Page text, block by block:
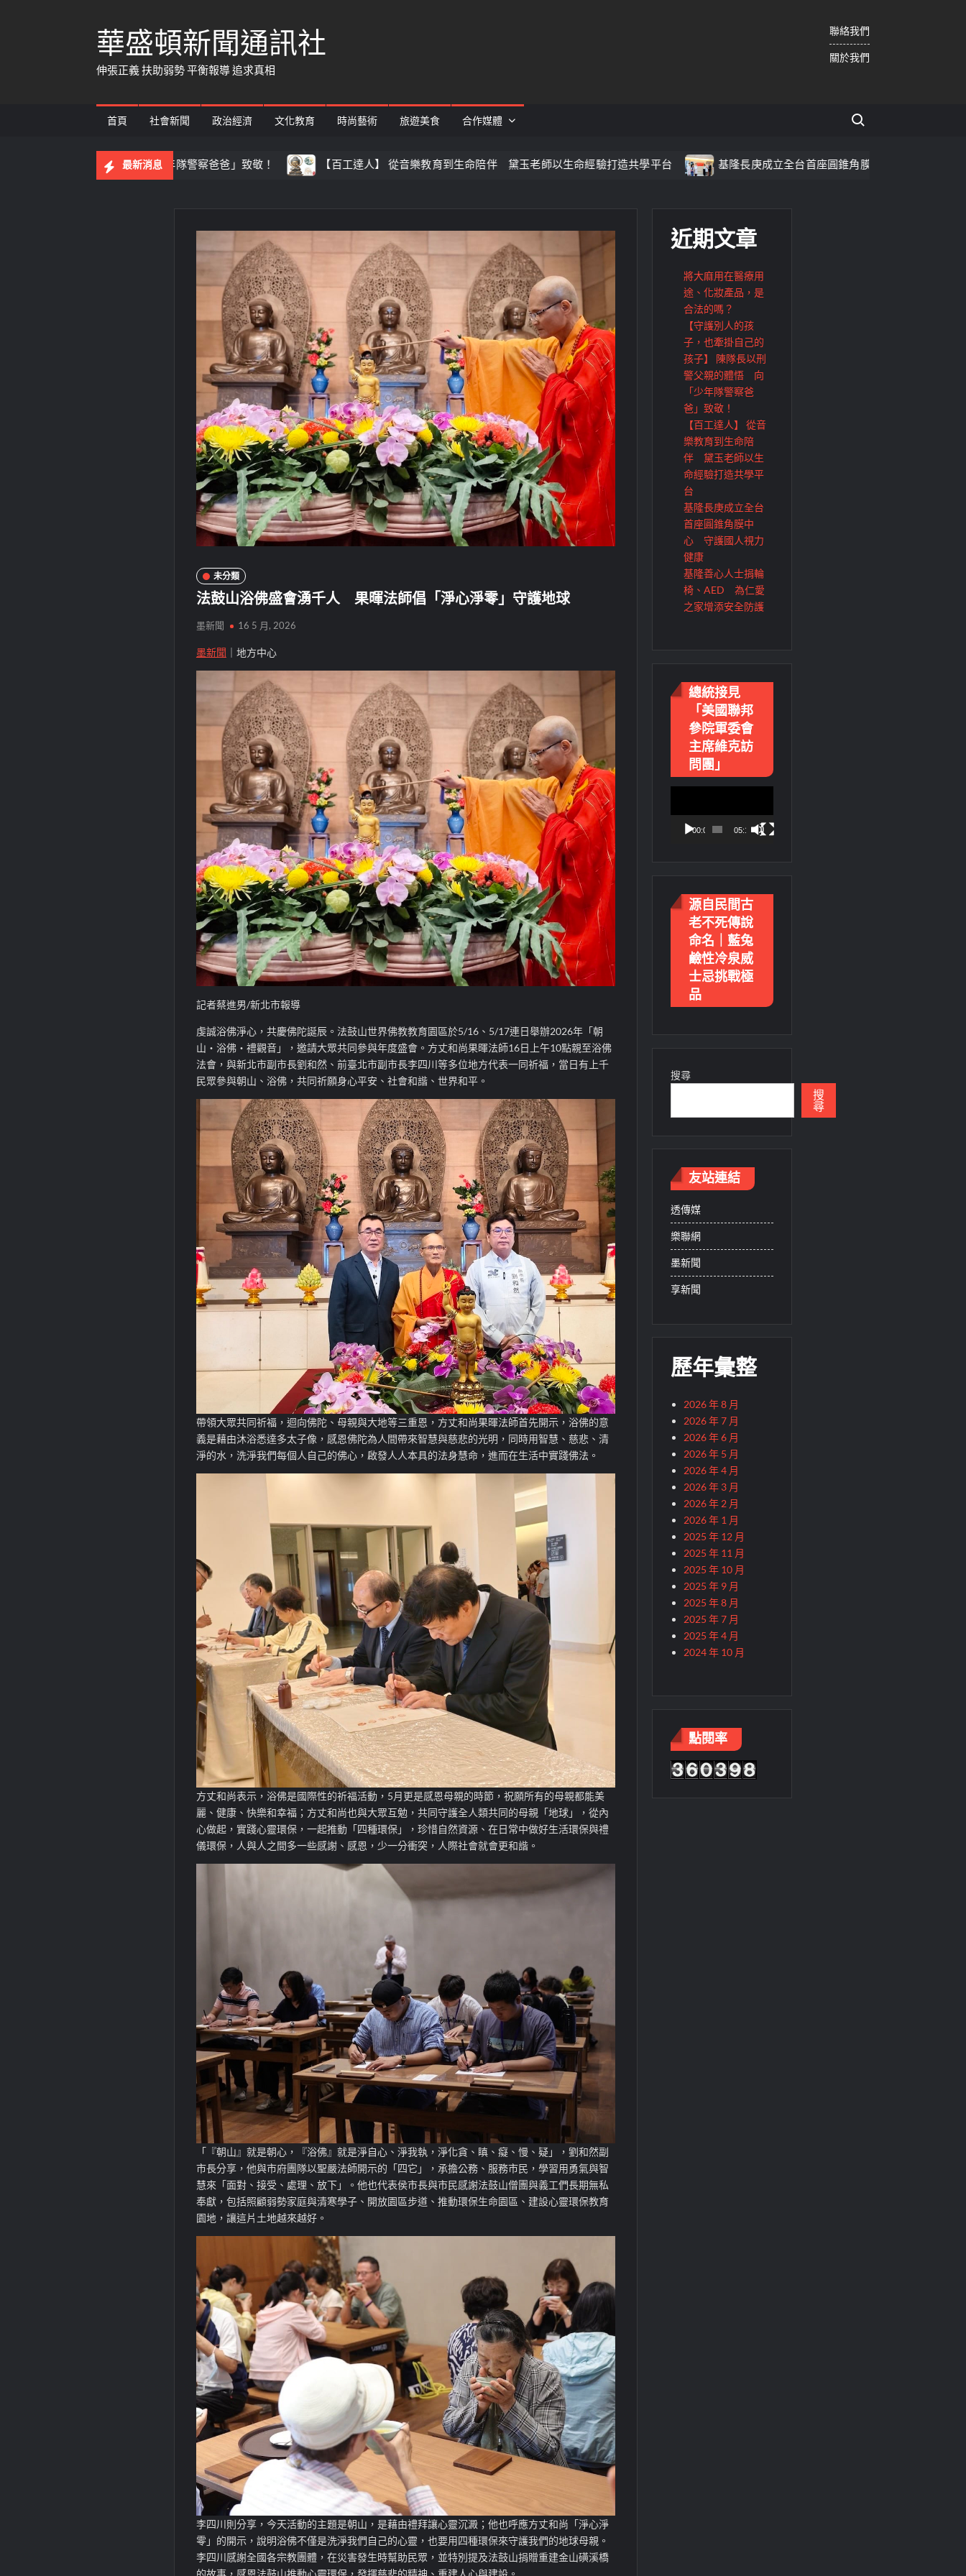
華盛頓新聞通訊社
伸張正義 扶助弱勢 平衡報導 追求真相
聯絡我們
關於我們
首頁 社會新聞 政治經濟 文化教育 時尚藝術 旅遊美食 合作媒體
Search for:
最新消息
悟 向「少年隊警察爸爸」致敬！ 【百工達人】 從音樂教育到生命陪伴 黛玉老師以生命經驗打造共學平台 基隆長庚成立全台首座圓錐角膜中心 守護國人視力健康
未分類
法鼓山浴佛盛會湧千人 果暉法師倡「淨心淨零」守護地球
墨新聞 16 5 月, 2026
墨新聞 ｜地方中心
記者蔡進男/新北市報導
虔誠浴佛淨心，共慶佛陀誕辰。法鼓山世界佛教教育園區於5/16、5/17連日舉辦2026年「朝
山‧浴佛‧禮觀音」，邀請大眾共同參與年度盛會。方丈和尚果暉法師16日上午10點親至浴佛
法會，與新北市副市長劉和然、前臺北市副市長李四川等多位地方代表一同祈福，當日有上千
民眾參與朝山、浴佛，共同祈願身心平安、社會和諧、世界和平。
帶領大眾共同祈福，迴向佛陀、母親與大地等三重恩，方丈和尚果暉法師首先開示，浴佛的意
義是藉由沐浴悉達多太子像，感恩佛陀為人間帶來智慧與慈悲的光明，同時用智慧、慈悲、清
淨的水，洗淨我們每個人自己的佛心，啟發人人本具的法身慧命，進而在生活中實踐佛法。
方丈和尚表示，浴佛是國際性的祈福活動，5月更是感恩母親的時節，祝願所有的母親都能美
麗、健康、快樂和幸福；方丈和尚也與大眾互勉，共同守護全人類共同的母親「地球」，從內
心做起，實踐心靈環保，一起推動「四種環保」，珍惜自然資源、在日常中做好生活環保與禮
儀環保，人與人之間多一些感謝、感恩，少一分衝突，人際社會就會更和諧。
「『朝山』就是朝心，『浴佛』就是淨自心、淨我執，淨化貪、瞋、癡、慢、疑」，劉和然副
市長分享，他與市府團隊以聖嚴法師開示的「四它」，承擔公務、服務市民，學習用勇氣與智
慧來「面對、接受、處理、放下」。他也代表侯市長與市民感謝法鼓山僧團與義工們長期無私
奉獻，包括照顧弱勢家庭與清寒學子、開放園區步道、推動環保生命園區、建設心靈環保教育
園地，讓這片土地越來越好。
李四川則分享，今天活動的主題是朝山，是藉由禮拜讓心靈沉澱；他也呼應方丈和尚「淨心淨
零」的開示，說明浴佛不僅是洗淨我們自己的心靈，也要用四種環保來守護我們的地球母親。
李四川感謝全國各宗教團體，在災害發生時幫助民眾，並特別提及法鼓山捐贈重建金山磺溪橋
的故事，感恩法鼓山推動心靈環保，發揮慈悲的精神、重建人心與建設。
近期文章
將大麻用在醫療用
途、化妝產品，是
合法的嗎？
【守護別人的孩
子，也牽掛自己的
孩子】 陳隊長以刑
警父親的體悟 向
「少年隊警察爸
爸」致敬！
【百工達人】 從音
樂教育到生命陪
伴 黛玉老師以生
命經驗打造共學平
台
基隆長庚成立全台
首座圓錐角膜中
心 守護國人視力
健康
基隆善心人士捐輪
椅、AED 為仁愛
之家增添安全防護
總統接見
「美國聯邦
參院軍委會
主席維克訪
問團」
00:00 05:18
源自民間古
老不死傳說
命名｜藍兔
鹼性冷泉威
士忌挑戰極
品
搜尋
搜
尋
友站連結
透傳媒
樂聯網
墨新聞
享新聞
歷年彙整
2026 年 8 月
2026 年 7 月
2026 年 6 月
2026 年 5 月
2026 年 4 月
2026 年 3 月
2026 年 2 月
2026 年 1 月
2025 年 12 月
2025 年 11 月
2025 年 10 月
2025 年 9 月
2025 年 8 月
2025 年 7 月
2025 年 4 月
2024 年 10 月
點閱率